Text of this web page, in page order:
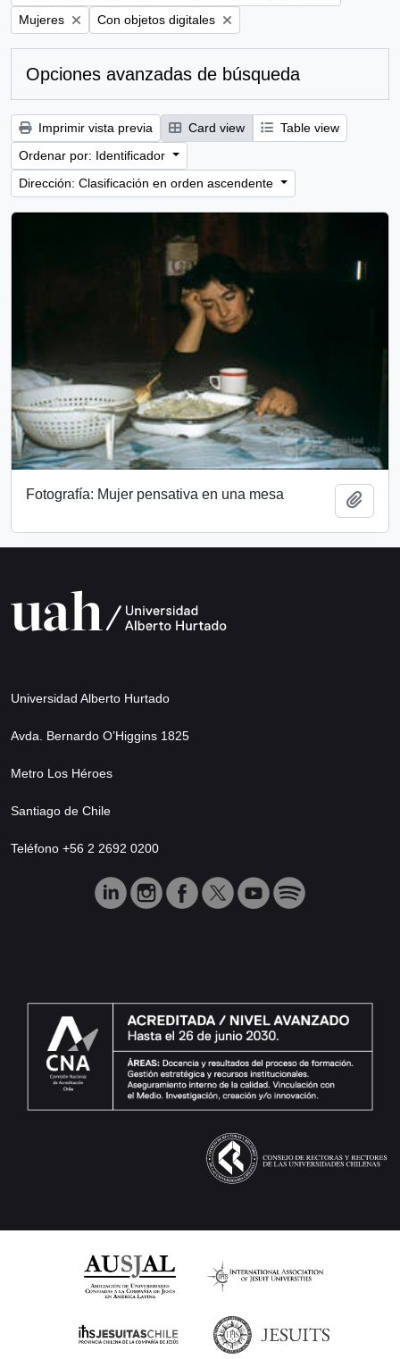
Remove filter:
Mujeres Remove filter:
Con objetos digitales
Opciones avanzadas de búsqueda
Imprimir vista previa Card view
Table view
Ordenar por: Identificador
Dirección: Clasificación en orden ascendente
Fotografía: Mujer pensativa en una mesa
Universidad Alberto Hurtado
Avda. Bernardo O’Higgins 1825
Metro Los Héroes
Santiago de Chile
Teléfono +56 2 2692 0200